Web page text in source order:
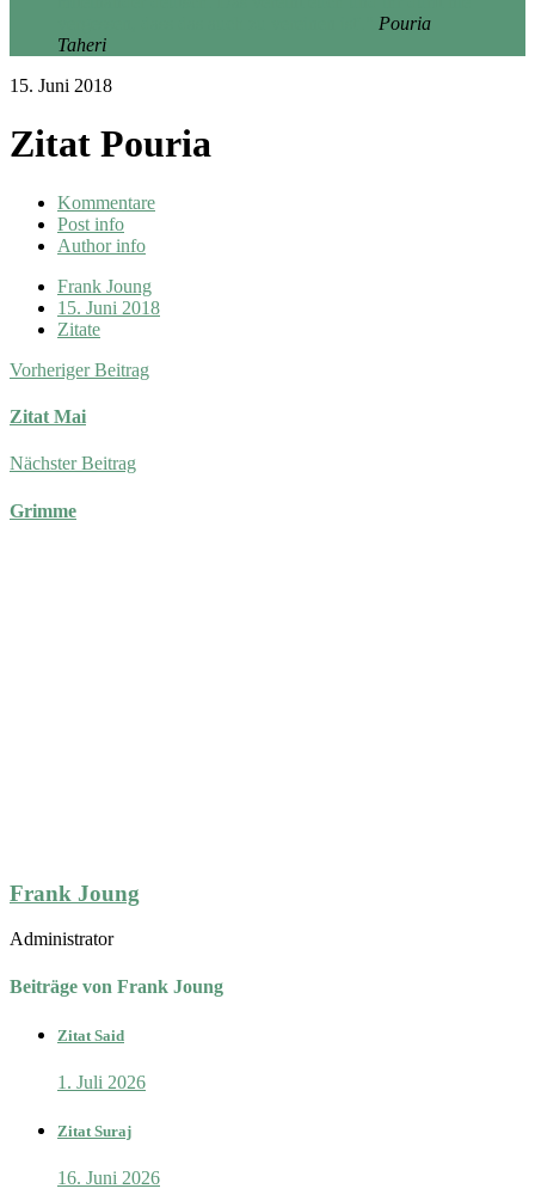
Pouria
Taheri
15. Juni 2018
Zitat Pouria
Kommentare
Post info
Author info
Frank Joung
15. Juni 2018
Zitate
Vorheriger Beitrag
Zitat Mai
Nächster Beitrag
Grimme
Frank Joung
Administrator
Beiträge von Frank Joung
Zitat Said
1. Juli 2026
Zitat Suraj
16. Juni 2026